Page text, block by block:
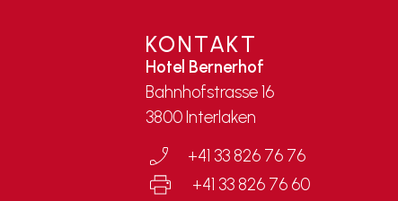
KONTAKT
Hotel Bernerhof
Bahnhofstrasse 16
3800 Interlaken
+41 33 826 76 76
+41 33 826 76 60